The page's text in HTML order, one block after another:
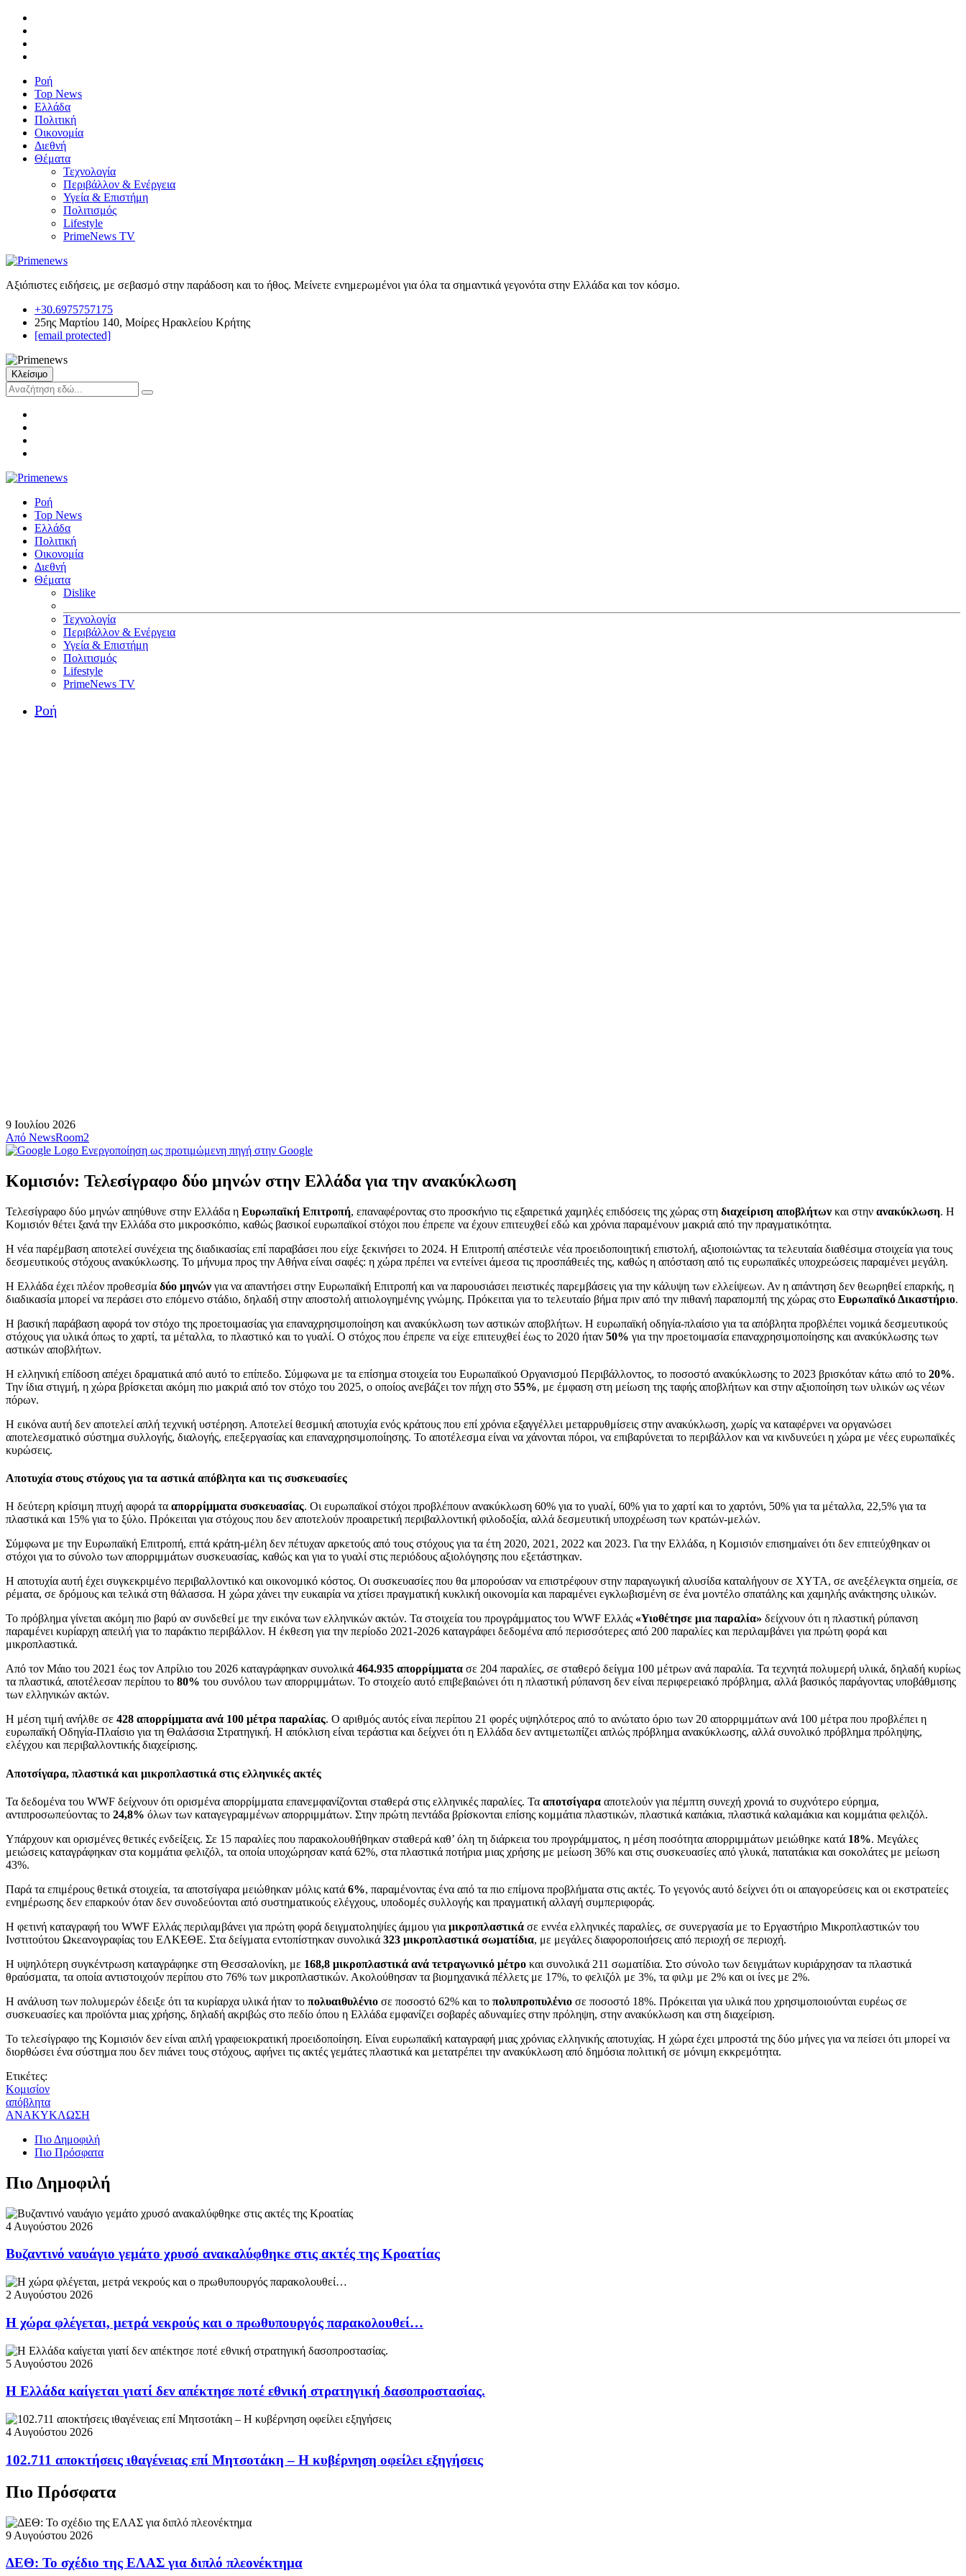
Ροή
Top News
Ελλάδα
Πολιτική
Οικονομία
Διεθνή
Θέματα
Τεχνολογία
Περιβάλλον & Ενέργεια
Υγεία & Επιστήμη
Πολιτισμός
Lifestyle
PrimeNews TV
Αξιόπιστες ειδήσεις, με σεβασμό στην παράδοση και το ήθος. Μείνετε ενημερωμένοι για όλα τα σημαντικά γεγονότα στην Ελλάδα και τον κόσμο.
+30.6975757175
25ης Μαρτίου 140, Μοίρες Ηρακλείου Κρήτης
[email protected]
Κλείσιμο
Ροή
Top News
Ελλάδα
Πολιτική
Οικονομία
Διεθνή
Θέματα
Dislike
Τεχνολογία
Περιβάλλον & Ενέργεια
Υγεία & Επιστήμη
Πολιτισμός
Lifestyle
PrimeNews TV
Ροή
9 Ιουλίου 2026
Από NewsRoom2
Ενεργοποίηση ως προτιμώμενη πηγή στην Google
Κομισιόν: Τελεσίγραφο δύο μηνών στην Ελλάδα για την ανακύκλωση
Τελεσίγραφο δύο μηνών απηύθυνε στην Ελλάδα η Ευρωπαϊκή Επιτροπή, επαναφέροντας στο προσκήνιο τις εξαιρετικά χαμηλές επιδόσεις της χώρας στη διαχείριση αποβλήτων και στην ανακύκλωση. Η
Κομισιόν θέτει ξανά την Ελλάδα στο μικροσκόπιο, καθώς βασικοί ευρωπαϊκοί στόχοι που έπρεπε να έχουν επιτευχθεί εδώ και χρόνια παραμένουν μακριά από την πραγματικότητα.
Η νέα παρέμβαση αποτελεί συνέχεια της διαδικασίας επί παραβάσει που είχε ξεκινήσει το 2024. Η Επιτροπή απέστειλε νέα προειδοποιητική επιστολή, αξιοποιώντας τα τελευταία διαθέσιμα στοιχεία για τους
δεσμευτικούς στόχους ανακύκλωσης. Το μήνυμα προς την Αθήνα είναι σαφές: η χώρα πρέπει να εντείνει άμεσα τις προσπάθειές της, καθώς η απόσταση από τις ευρωπαϊκές υποχρεώσεις παραμένει μεγάλη.
Η Ελλάδα έχει πλέον προθεσμία δύο μηνών για να απαντήσει στην Ευρωπαϊκή Επιτροπή και να παρουσιάσει πειστικές παρεμβάσεις για την κάλυψη των ελλείψεων. Αν η απάντηση δεν θεωρηθεί επαρκής, η
διαδικασία μπορεί να περάσει στο επόμενο στάδιο, δηλαδή στην αποστολή αιτιολογημένης γνώμης. Πρόκειται για το τελευταίο βήμα πριν από την πιθανή παραπομπή της χώρας στο Ευρωπαϊκό Δικαστήριο.
Η βασική παράβαση αφορά τον στόχο της προετοιμασίας για επαναχρησιμοποίηση και ανακύκλωση των αστικών αποβλήτων. Η ευρωπαϊκή οδηγία-πλαίσιο για τα απόβλητα προβλέπει νομικά δεσμευτικούς
στόχους για υλικά όπως το χαρτί, τα μέταλλα, το πλαστικό και το γυαλί. Ο στόχος που έπρεπε να είχε επιτευχθεί έως το 2020 ήταν 50% για την προετοιμασία επαναχρησιμοποίησης και ανακύκλωσης των
αστικών αποβλήτων.
Η ελληνική επίδοση απέχει δραματικά από αυτό το επίπεδο. Σύμφωνα με τα επίσημα στοιχεία του Ευρωπαϊκού Οργανισμού Περιβάλλοντος, το ποσοστό ανακύκλωσης το 2023 βρισκόταν κάτω από το 20%.
Την ίδια στιγμή, η χώρα βρίσκεται ακόμη πιο μακριά από τον στόχο του 2025, ο οποίος ανεβάζει τον πήχη στο 55%, με έμφαση στη μείωση της ταφής αποβλήτων και στην αξιοποίηση των υλικών ως νέων
πόρων.
Η εικόνα αυτή δεν αποτελεί απλή τεχνική υστέρηση. Αποτελεί θεσμική αποτυχία ενός κράτους που επί χρόνια εξαγγέλλει μεταρρυθμίσεις στην ανακύκλωση, χωρίς να καταφέρνει να οργανώσει
αποτελεσματικό σύστημα συλλογής, διαλογής, επεξεργασίας και επαναχρησιμοποίησης. Το αποτέλεσμα είναι να χάνονται πόροι, να επιβαρύνεται το περιβάλλον και να κινδυνεύει η χώρα με νέες ευρωπαϊκές
κυρώσεις.
Αποτυχία στους στόχους για τα αστικά απόβλητα και τις συσκευασίες
Η δεύτερη κρίσιμη πτυχή αφορά τα απορρίμματα συσκευασίας. Οι ευρωπαϊκοί στόχοι προβλέπουν ανακύκλωση 60% για το γυαλί, 60% για το χαρτί και το χαρτόνι, 50% για τα μέταλλα, 22,5% για τα
πλαστικά και 15% για το ξύλο. Πρόκειται για στόχους που δεν αποτελούν προαιρετική περιβαλλοντική φιλοδοξία, αλλά δεσμευτική υποχρέωση των κρατών-μελών.
Σύμφωνα με την Ευρωπαϊκή Επιτροπή, επτά κράτη-μέλη δεν πέτυχαν αρκετούς από τους στόχους για τα έτη 2020, 2021, 2022 και 2023. Για την Ελλάδα, η Κομισιόν επισημαίνει ότι δεν επιτεύχθηκαν οι
στόχοι για το σύνολο των απορριμμάτων συσκευασίας, καθώς και για το γυαλί στις περιόδους αξιολόγησης που εξετάστηκαν.
Η αποτυχία αυτή έχει συγκεκριμένο περιβαλλοντικό και οικονομικό κόστος. Οι συσκευασίες που θα μπορούσαν να επιστρέφουν στην παραγωγική αλυσίδα καταλήγουν σε ΧΥΤΑ, σε ανεξέλεγκτα σημεία, σε
ρέματα, σε δρόμους και τελικά στη θάλασσα. Η χώρα χάνει την ευκαιρία να χτίσει πραγματική κυκλική οικονομία και παραμένει εγκλωβισμένη σε ένα μοντέλο σπατάλης και χαμηλής ανάκτησης υλικών.
Το πρόβλημα γίνεται ακόμη πιο βαρύ αν συνδεθεί με την εικόνα των ελληνικών ακτών. Τα στοιχεία του προγράμματος του WWF Ελλάς «Υιοθέτησε μια παραλία» δείχνουν ότι η πλαστική ρύπανση
παραμένει κυρίαρχη απειλή για το παράκτιο περιβάλλον. Η έκθεση για την περίοδο 2021-2026 καταγράφει δεδομένα από περισσότερες από 200 παραλίες και περιλαμβάνει για πρώτη φορά και
μικροπλαστικά.
Από τον Μάιο του 2021 έως τον Απρίλιο του 2026 καταγράφηκαν συνολικά 464.935 απορρίμματα σε 204 παραλίες, σε σταθερό δείγμα 100 μέτρων ανά παραλία. Τα τεχνητά πολυμερή υλικά, δηλαδή κυρίως
τα πλαστικά, αποτέλεσαν περίπου το 80% του συνόλου των απορριμμάτων. Το στοιχείο αυτό επιβεβαιώνει ότι η πλαστική ρύπανση δεν είναι περιφερειακό πρόβλημα, αλλά βασικός παράγοντας υποβάθμισης
των ελληνικών ακτών.
Η μέση τιμή ανήλθε σε 428 απορρίμματα ανά 100 μέτρα παραλίας. Ο αριθμός αυτός είναι περίπου 21 φορές υψηλότερος από το ανώτατο όριο των 20 απορριμμάτων ανά 100 μέτρα που προβλέπει η
ευρωπαϊκή Οδηγία-Πλαίσιο για τη Θαλάσσια Στρατηγική. Η απόκλιση είναι τεράστια και δείχνει ότι η Ελλάδα δεν αντιμετωπίζει απλώς πρόβλημα ανακύκλωσης, αλλά συνολικό πρόβλημα πρόληψης,
ελέγχου και περιβαλλοντικής διαχείρισης.
Αποτσίγαρα, πλαστικά και μικροπλαστικά στις ελληνικές ακτές
Τα δεδομένα του WWF δείχνουν ότι ορισμένα απορρίμματα επανεμφανίζονται σταθερά στις ελληνικές παραλίες. Τα αποτσίγαρα αποτελούν για πέμπτη συνεχή χρονιά το συχνότερο εύρημα,
αντιπροσωπεύοντας το 24,8% όλων των καταγεγραμμένων απορριμμάτων. Στην πρώτη πεντάδα βρίσκονται επίσης κομμάτια πλαστικών, πλαστικά καπάκια, πλαστικά καλαμάκια και κομμάτια φελιζόλ.
Υπάρχουν και ορισμένες θετικές ενδείξεις. Σε 15 παραλίες που παρακολουθήθηκαν σταθερά καθ’ όλη τη διάρκεια του προγράμματος, η μέση ποσότητα απορριμμάτων μειώθηκε κατά 18%. Μεγάλες
μειώσεις καταγράφηκαν στα κομμάτια φελιζόλ, τα οποία υποχώρησαν κατά 62%, στα πλαστικά ποτήρια μιας χρήσης με μείωση 36% και στις συσκευασίες από γλυκά, πατατάκια και σοκολάτες με μείωση
43%.
Παρά τα επιμέρους θετικά στοιχεία, τα αποτσίγαρα μειώθηκαν μόλις κατά 6%, παραμένοντας ένα από τα πιο επίμονα προβλήματα στις ακτές. Το γεγονός αυτό δείχνει ότι οι απαγορεύσεις και οι εκστρατείες
ενημέρωσης δεν επαρκούν όταν δεν συνοδεύονται από συστηματικούς ελέγχους, υποδομές συλλογής και πραγματική αλλαγή συμπεριφοράς.
Η φετινή καταγραφή του WWF Ελλάς περιλαμβάνει για πρώτη φορά δειγματοληψίες άμμου για μικροπλαστικά σε εννέα ελληνικές παραλίες, σε συνεργασία με το Εργαστήριο Μικροπλαστικών του
Ινστιτούτου Ωκεανογραφίας του ΕΛΚΕΘΕ. Στα δείγματα εντοπίστηκαν συνολικά 323 μικροπλαστικά σωματίδια, με μεγάλες διαφοροποιήσεις από περιοχή σε περιοχή.
Η υψηλότερη συγκέντρωση καταγράφηκε στη Θεσσαλονίκη, με 168,8 μικροπλαστικά ανά τετραγωνικό μέτρο και συνολικά 211 σωματίδια. Στο σύνολο των δειγμάτων κυριάρχησαν τα πλαστικά
θραύσματα, τα οποία αντιστοιχούν περίπου στο 76% των μικροπλαστικών. Ακολούθησαν τα βιομηχανικά πέλλετς με 17%, το φελιζόλ με 3%, τα φιλμ με 2% και οι ίνες με 2%.
Η ανάλυση των πολυμερών έδειξε ότι τα κυρίαρχα υλικά ήταν το πολυαιθυλένιο σε ποσοστό 62% και το πολυπροπυλένιο σε ποσοστό 18%. Πρόκειται για υλικά που χρησιμοποιούνται ευρέως σε
συσκευασίες και προϊόντα μιας χρήσης, δηλαδή ακριβώς στο πεδίο όπου η Ελλάδα εμφανίζει σοβαρές αδυναμίες στην πρόληψη, στην ανακύκλωση και στη διαχείριση.
Το τελεσίγραφο της Κομισιόν δεν είναι απλή γραφειοκρατική προειδοποίηση. Είναι ευρωπαϊκή καταγραφή μιας χρόνιας ελληνικής αποτυχίας. Η χώρα έχει μπροστά της δύο μήνες για να πείσει ότι μπορεί να
διορθώσει ένα σύστημα που δεν πιάνει τους στόχους, αφήνει τις ακτές γεμάτες πλαστικά και μετατρέπει την ανακύκλωση από δημόσια πολιτική σε μόνιμη εκκρεμότητα.
Ετικέτες:
Κομισίον
απόβλητα
ΑΝΑΚΥΚΛΩΣΗ
Πιο Δημοφιλή
Πιο Πρόσφατα
Πιο Δημοφιλή
4 Αυγούστου 2026
Βυζαντινό ναυάγιο γεμάτο χρυσό ανακαλύφθηκε στις ακτές της Κροατίας
2 Αυγούστου 2026
Η χώρα φλέγεται, μετρά νεκρούς και ο πρωθυπουργός παρακολουθεί…
5 Αυγούστου 2026
Η Ελλάδα καίγεται γιατί δεν απέκτησε ποτέ εθνική στρατηγική δασοπροστασίας.
4 Αυγούστου 2026
102.711 αποκτήσεις ιθαγένειας επί Μητσοτάκη – Η κυβέρνηση οφείλει εξηγήσεις
Πιο Πρόσφατα
9 Αυγούστου 2026
ΔΕΘ: Το σχέδιο της ΕΛΑΣ για διπλό πλεονέκτημα